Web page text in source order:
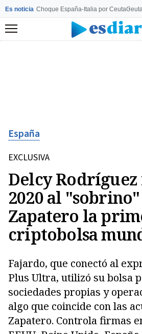
Es noticia Choque España-Italia por Ceuta
Menú
España
EXCLUSIVA
Delcy
2020 al
Zapatero la
criptobolsa
Fajardo, que conectó al
Plus Ultra, utilizó su bolsa
sociedades propias y
algo que coincide con las
Zapatero. Controla firmas